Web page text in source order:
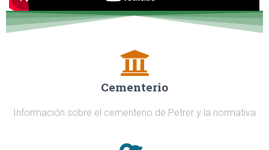
Cementerio
Información sobre el cementerio de Petrer y la normativa